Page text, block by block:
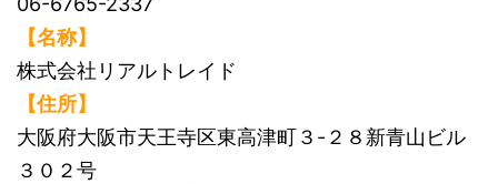
【名称】
株式会社リアルトレイド
【住所】
大阪府大阪市天王寺区東高津町３-２８新青山ビル
３０２号